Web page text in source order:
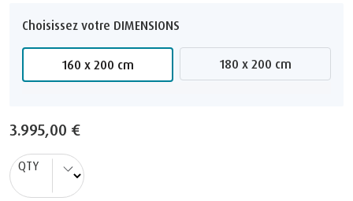
Choisissez votre DIMENSIONS
160 x 200 cm 180 x 200 cm
3.995,00 €
QTY